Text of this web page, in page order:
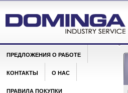
ПРЕДЛОЖЕНИЯ О РАБОТЕ
КОНТАКТЫ О НАС
ПРАВИЛА ПОКУПКИ